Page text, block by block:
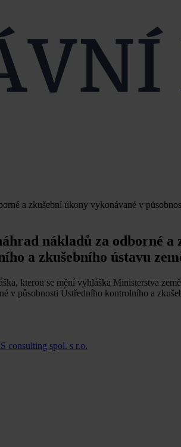
a zkušební úkony vykonávané v
nákladů za odborné a
a zkušebního ústavu
kterou se mění vyhláška Ministerstva
v působnosti Ústředního kontrolního a
consulting spol. s r.o.